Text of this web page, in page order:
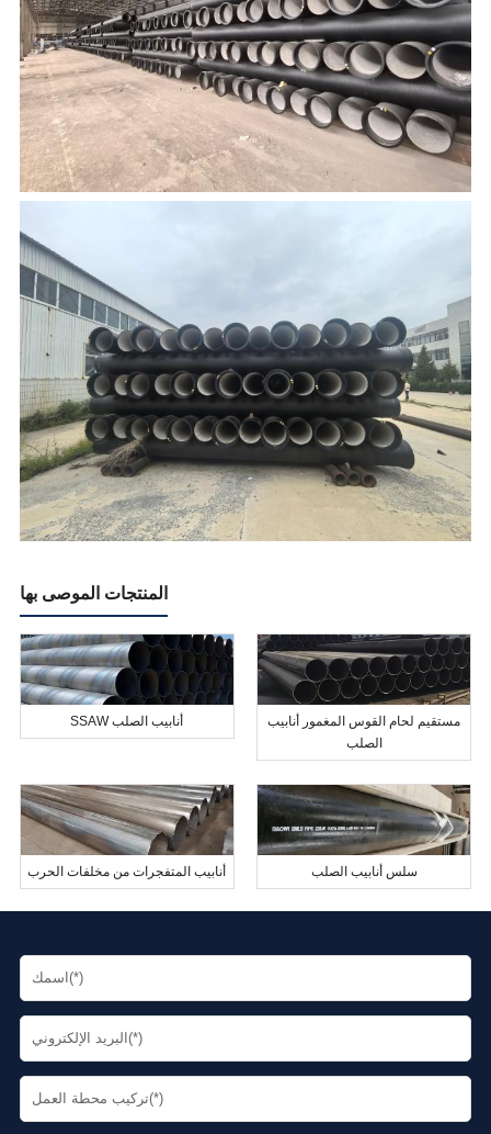
المنتجات الموصى بها
SSAW أنابيب الصلب
مستقيم لحام القوس المغمور أنابيب
الصلب
أنابيب المتفجرات من مخلفات الحرب سلس أنابيب الصلب